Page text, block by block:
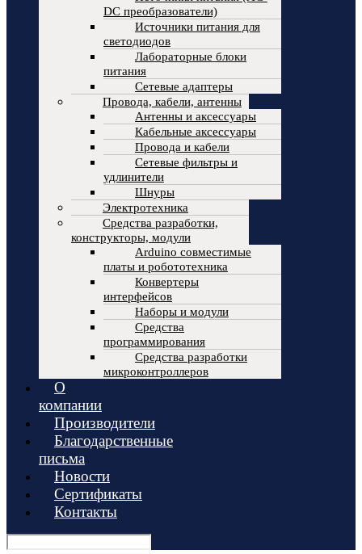
DC преобразователи)
Источники питания для
светодиодов
Лабораторные блоки
питания
Сетевые адаптеры
Провода, кабели, антенны
Антенны и аксессуары
Кабельные аксессуары
Провода и кабели
Сетевые фильтры и
удлинители
Шнуры
Электротехника
Средства разработки,
конструкторы, модули
Arduino совместимые
платы и робототехника
Конвертеры
интерфейсов
Наборы и модули
Средства
программирования
Средства разработки
микроконтроллеров
О
компании
Производители
Благодарственные
письма
Новости
Сертификаты
Контакты